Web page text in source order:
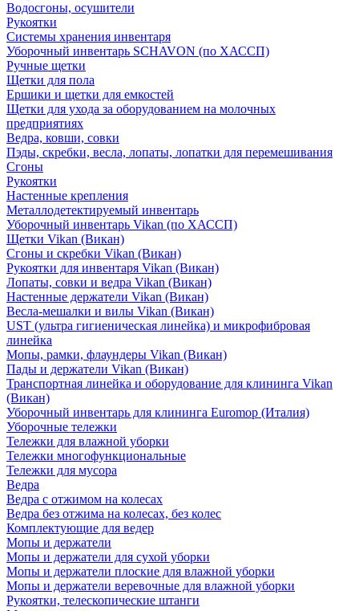
Водосгоны, осушители
Рукоятки
Системы хранения инвентаря
Уборочный инвентарь SCHAVON (по ХАССП)
Ручные щетки
Щетки для пола
Ершики и щетки для емкостей
Щетки для ухода за оборудованием на молочных
предприятиях
Ведра, ковши, совки
Пэды, скребки, весла, лопаты, лопатки для перемешивания
Сгоны
Рукоятки
Настенные крепления
Металлодетектируемый инвентарь
Уборочный инвентарь Vikan (по ХАССП)
Щетки Vikan (Викан)
Сгоны и скребки Vikan (Викан)
Рукоятки для инвентаря Vikan (Викан)
Лопаты, совки и ведра Vikan (Викан)
Настенные держатели Vikan (Викан)
Весла-мешалки и вилы Vikan (Викан)
UST (ультра гигиеническая линейка) и микрофибровая
линейка
Мопы, рамки, флаундеры Vikan (Викан)
Пады и держатели Vikan (Викан)
Транспортная линейка и оборудование для клининга Vikan
(Викан)
Уборочный инвентарь для клининга Euromop (Италия)
Уборочные тележки
Тележки для влажной уборки
Тележки многофункциональные
Тележки для мусора
Ведра
Ведра с отжимом на колесах
Ведра без отжима на колесах, без колес
Комплектующие для ведер
Мопы и держатели
Мопы и держатели для сухой уборки
Мопы и держатели плоские для влажной уборки
Мопы и держатели веревочные для влажной уборки
Рукоятки, телескопические штанги